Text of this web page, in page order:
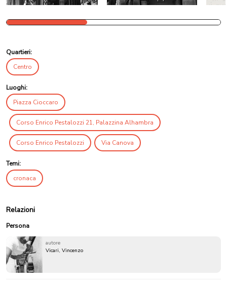
Quartieri:
Centro
Luoghi:
Piazza Cioccaro
Corso Enrico Pestalozzi 21, Palazzina Alhambra
Corso Enrico Pestalozzi Via Canova
Temi:
cronaca
Relazioni
Persona
autore
Vicari, Vincenzo